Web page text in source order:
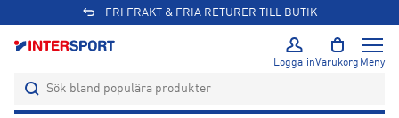
FRI FRAKT & FRIA RETURER TILL BUTIK
Logga inVarukorg Meny